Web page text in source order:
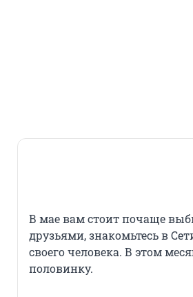
В мае вам стоит почаще
друзьями, знакомьтесь в
своего человека. В этом
половинку.